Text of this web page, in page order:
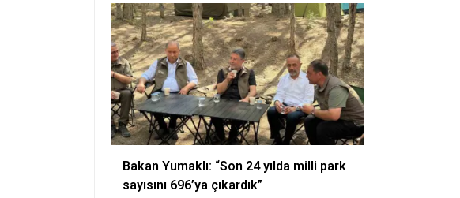
Bakan Yumaklı: “Son 24 yılda milli park
sayısını 696’ya çıkardık”